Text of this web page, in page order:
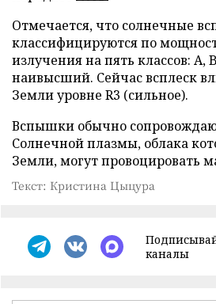
Отмечается, что солнечные
классифицируются по
излучения на пять классов: A,
наивысший. Сейчас всплеск
Земли уровне R3 (сильное).
Вспышки обычно
Солнечной плазмы, облака
Земли, могут провоцировать
Текст: Кристина Цыцура
каналы